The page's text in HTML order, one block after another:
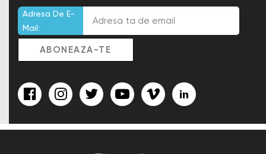
Adresa De E-
Mail: